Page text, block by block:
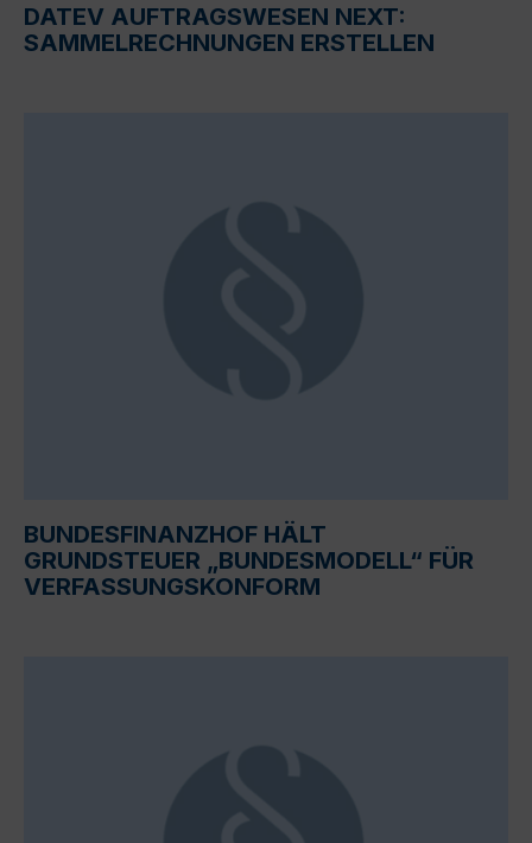
DATEV AUFTRAGSWESEN NEXT:
SAMMELRECHNUNGEN ERSTELLEN
BUNDESFINANZHOF HÄLT
GRUNDSTEUER „BUNDESMODELL“ FÜR
VERFASSUNGSKONFORM